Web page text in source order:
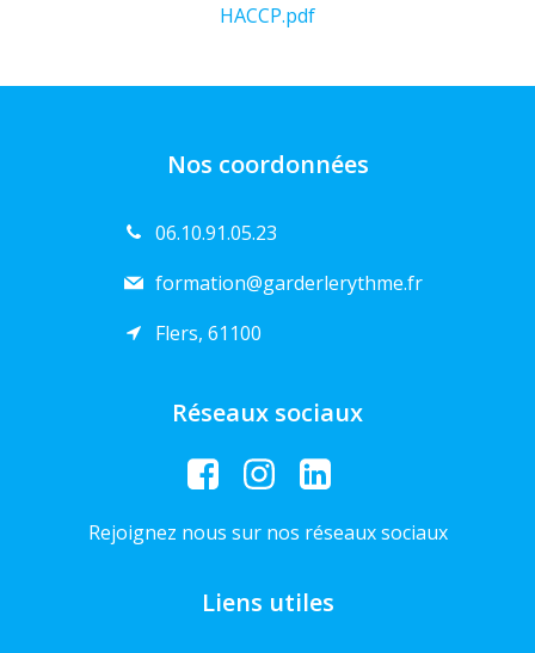
HACCP.pdf
Nos coordonnées
06.10.91.05.23
formation@garderlerythme.fr
Flers, 61100
Réseaux sociaux
Rejoignez nous sur nos réseaux sociaux
Liens utiles